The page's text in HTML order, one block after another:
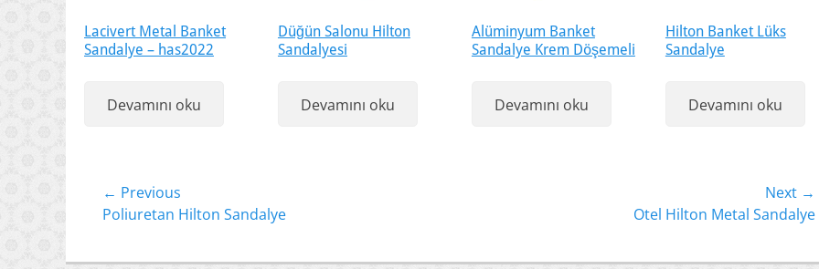
Lacivert Metal Banket
Sandalye – has2022
Devamını oku
Düğün Salonu Hilton
Sandalyesi
Devamını oku
Alüminyum Banket
Sandalye Krem Döşemeli
Devamını oku
Hilton Banket Lüks
Sandalye
Devamını oku
Yazı
gezinmesi
← Previous
Previous
Poliuretan Hilton Sandalye
Next →
Otel Hilton Metal Sandalye